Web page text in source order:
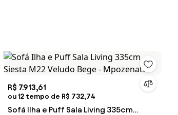
R$ 7.913,61
ou 12 tempo de R$ 732,74
Sofá Ilha e Puff Sala Living 335cm